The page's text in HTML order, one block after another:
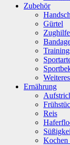
Zubehör
Gürtel
Ernährung
Reis
Kochen